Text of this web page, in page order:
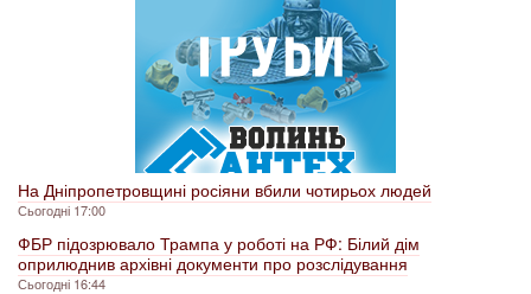
На Дніпропетровщині росіяни вбили чотирьох людей
Сьогодні 17:00
ФБР підозрювало Трампа у роботі на РФ: Білий дім
оприлюднив архівні документи про розслідування
Сьогодні 16:44